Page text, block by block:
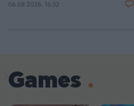
06.08.2026, 16:32
Games